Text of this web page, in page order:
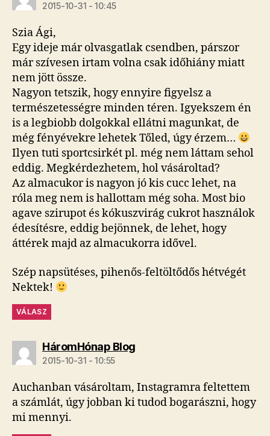
2015-10-31 - 10:45
Szia Ági,
Egy ideje már olvasgatlak csendben, párszor
már szívesen irtam volna csak időhiány miatt
nem jött össze.
Nagyon tetszik, hogy ennyire figyelsz a
természetességre minden téren. Igyekszem én
is a legbiobb dolgokkal ellátni magunkat, de
még fényévekre lehetek Tőled, úgy érzem…
Ilyen tuti sportcsirkét pl. még nem láttam sehol
eddig. Megkérdezhetem, hol vásároltad?
Az almacukor is nagyon jó kis cucc lehet, na
róla meg nem is hallottam még soha. Most bio
agave szirupot és kókuszvirág cukrot használok
édesítésre, eddig bejönnek, de lehet, hogy
áttérek majd az almacukorra idővel.
Szép napsütéses, pihenős-feltöltődős hétvégét
Nektek!
VÁLASZ
HáromHónap Blogszerint:
2015-10-31 - 10:55
Auchanban vásároltam, Instagramra feltettem
a számlát, úgy jobban ki tudod bogarászni, hogy
mi mennyi.